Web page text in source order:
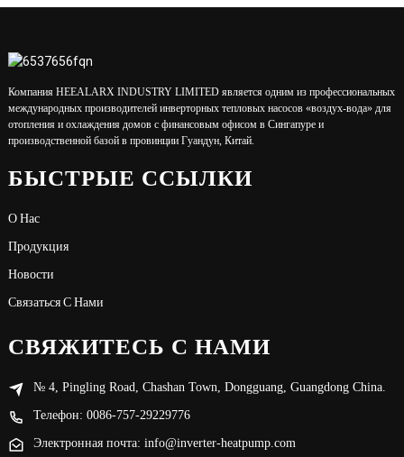
Компания HEEALARX INDUSTRY LIMITED является одним из профессиональных
международных производителей инверторных тепловых насосов «воздух-вода» для
отопления и охлаждения домов с финансовым офисом в Сингапуре и
производственной базой в провинции Гуандун, Китай.
БЫСТРЫЕ ССЫЛКИ
О Нас
Продукция
Новости
Связаться С Нами
СВЯЖИТЕСЬ С НАМИ
№ 4, Pingling Road, Chashan Town, Dongguang, Guangdong China.
Телефон: 0086-757-29229776
Электронная почта: info@inverter-heatpump.com